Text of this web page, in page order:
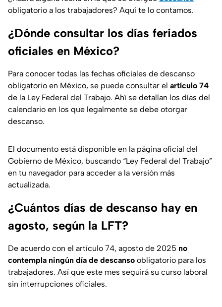
obligatorio a los trabajadores? Aquí te lo contamos.
¿Dónde consultar los días feriados
oficiales en México?
Para conocer todas las fechas oficiales de descanso
obligatorio en México, se puede consultar el artículo 74
de la Ley Federal del Trabajo. Ahí se detallan los días del
calendario en los que legalmente se debe otorgar
descanso.
El documento está disponible en la página oficial del
Gobierno de México, buscando “Ley Federal del Trabajo”
en tu navegador para acceder a la versión más
actualizada.
¿Cuántos días de descanso hay en
agosto, según la LFT?
De acuerdo con el artículo 74, agosto de 2025 no
contempla ningún día de descanso obligatorio para los
trabajadores. Así que este mes seguirá su curso laboral
sin interrupciones oficiales.